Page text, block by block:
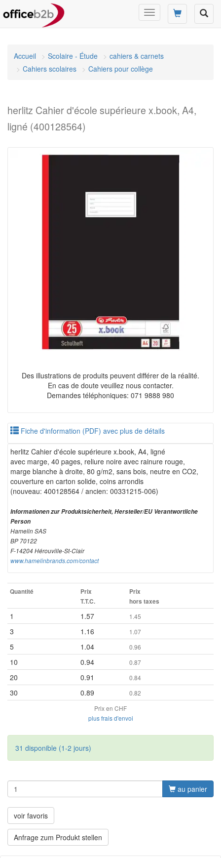
Changer
mode
Accueil
Scolaire - Étude
cahiers & carnets
Cahiers scolaires
Cahiers pour collège
herlitz Cahier d'école supérieure x.book, A4,
ligné (400128564)
Des illustrations de produits peuvent différer de la réalité.
En cas de doute veuillez nous contacter.
Demandes téléphoniques: 071 9888 980
Fiche d'information (PDF) avec plus de détails
herlitz Cahier d'école supérieure x.book, A4, ligné
avec marge, 40 pages, reliure noire avec rainure rouge,
marge blanche à droite, 80 g/m2, sans bois, neutre en CO2,
couverture en carton solide, coins arrondis
(nouveau: 400128564 / ancien: 00331215-006)
Informationen zur Produktsicherheit, Hersteller/EU Verantwortliche
Person
Hamelin SAS
BP 70122
F-14204 Hérouville-St-Clair
www.hamelinbrands.com/contact
Quantité
Prix
T.T.C.
Prix
hors taxes
1 1.57 1.45
3 1.16 1.07
5 1.04 0.96
10 0.94 0.87
20 0.91 0.84
30 0.89
0.82
Prix en CHF
plus frais d'envoi
31 disponible (1-2 jours)
au panier
voir favoris
Anfrage zum Produkt stellen